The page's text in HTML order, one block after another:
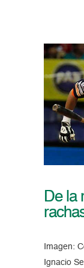
De la
Imagen:
Ignacio